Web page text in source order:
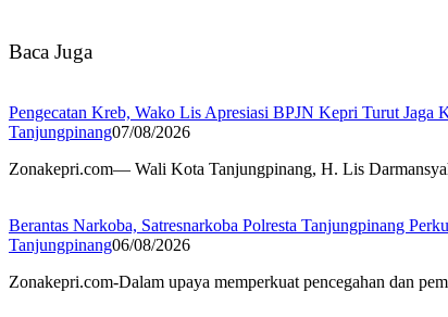
Baca Juga
Pengecatan Kreb, Wako Lis Apresiasi BPJN Kepri Turut Jaga
Tanjungpinang07/08/2026
Zonakepri.com— Wali Kota Tanjungpinang, H. Lis
Berantas Narkoba, Satresnarkoba Polresta Tanjungpinang
Tanjungpinang06/08/2026
Zonakepri.com-Dalam upaya memperkuat pencegahan dan